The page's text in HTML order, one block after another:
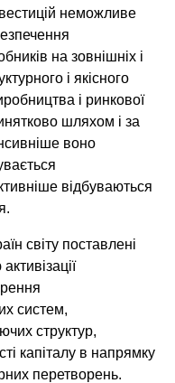
неможливе
на зовнішніх і
і якісного
і ринкової
шляхом і за
воно
відбуваються
світу поставлені
систем,
структур,
капіталу в напрямку
перетворень.